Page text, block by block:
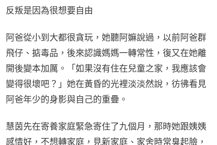
反叛是因為很想要自由
阿爸從小到大都很貪玩，她聽阿嫲說過，以前阿爸群
飛仔、掂毒品，後來認識媽媽一轉常性，復又在她離
開後變本加厲。「如果沒有住在兒童之家，我應該會
變得很壞吧？」她在黃昏的光裡淡淡然說，彷彿看見
阿爸年少的身影與自己的重疊。
慧茵先在寄養家庭緊急寄住了九個月，那時她跟姨姨
感情好，不想轉家庭，見新家庭、家舍時常臭起臉，